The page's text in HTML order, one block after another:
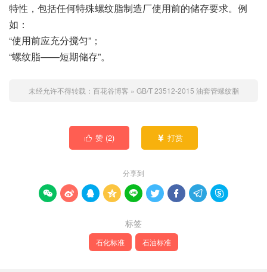
特性，包括任何特殊螺纹脂制造厂使用前的储存要求。例
如：
“使用前应充分搅匀”；
“螺纹脂——短期储存”。
未经允许不得转载： 百花谷博客 » GB/T 23512-2015 油套管螺纹脂
 赞 (2)  打赏
分享到
        
标签
石化标准 石油标准